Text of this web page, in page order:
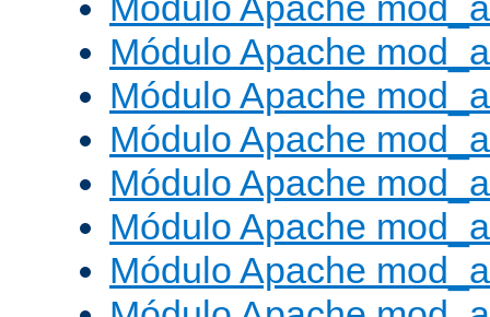
Módulo Apache
Módulo Apache
Módulo Apache
Módulo Apache
Módulo Apache
Módulo Apache